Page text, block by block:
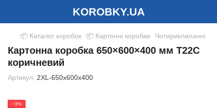
KOROBKY.UA
📦 Каталог коробок 📦 Картонні коробки Чотириклапанні
Картонна коробка 650×600×400 мм Т22С
коричневий
Артикул: 2XL-650x600x400
−3%